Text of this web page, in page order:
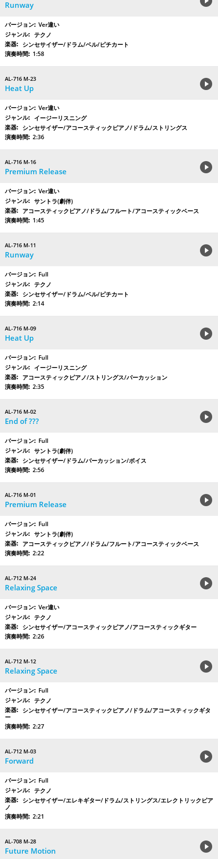
Runway
Ver違い
テクノ
シンセサイザー/ドラム/ベル/ピチカート
1:58
AL-716 M-23
Heat Up
Ver違い
イージーリスニング
シンセサイザー/アコースティックピアノ/ドラム/ストリングス
2:36
AL-716 M-16
Premium Release
Ver違い
サントラ(劇伴)
アコースティックピアノ/ドラム/フルート/アコースティックベース
1:45
AL-716 M-11
Runway
Full
テクノ
シンセサイザー/ドラム/ベル/ピチカート
2:14
AL-716 M-09
Heat Up
Full
イージーリスニング
アコースティックピアノ/ストリングス/パーカッション
2:35
AL-716 M-02
End of ???
Full
サントラ(劇伴)
シンセサイザー/ドラム/パーカッション/ボイス
2:56
AL-716 M-01
Premium Release
Full
サントラ(劇伴)
アコースティックピアノ/ドラム/フルート/アコースティックベース
2:22
AL-712 M-24
Relaxing Space
Ver違い
テクノ
シンセサイザー/アコースティックピアノ/アコースティックギター
2:26
AL-712 M-12
Relaxing Space
Full
テクノ
シンセサイザー/アコースティックピアノ/ドラム/アコースティックギタ
ー
2:27
AL-712 M-03
Forward
Full
テクノ
シンセサイザー/エレキギター/ドラム/ストリングス/エレクトリックピア
ノ
2:21
AL-708 M-28
Future Motion